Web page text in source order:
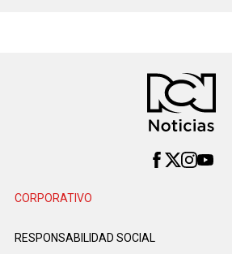
CORPORATIVO
RESPONSABILIDAD SOCIAL